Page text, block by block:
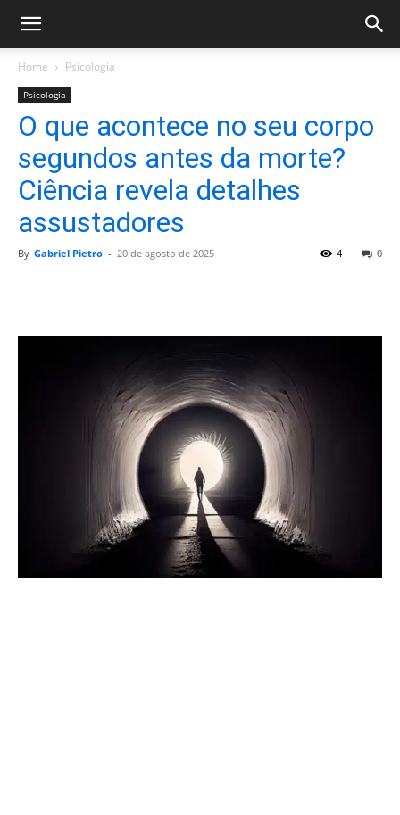
Home Psicologia
Psicologia
O que acontece no seu corpo
segundos antes da morte?
Ciência revela detalhes
assustadores
By Gabriel Pietro - 20 de agosto de 2025 0
4